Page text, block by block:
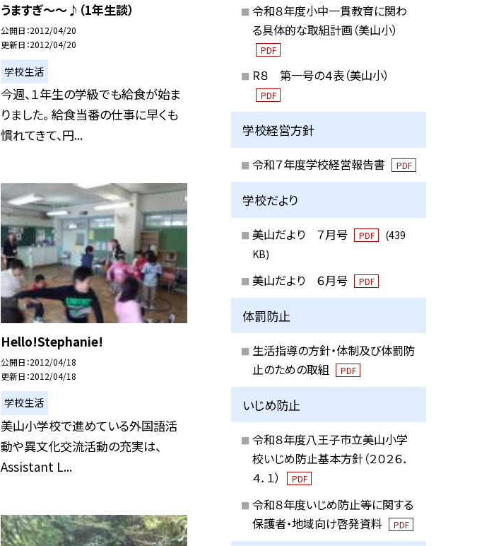
うますぎ〜〜♪（1年生談）
公開日 2012/04/20
更新日 2012/04/20
学校生活
今週、１年生の学級でも給食が始ま
りました。 給食当番の仕事に早くも
慣れてきて、円...
Hello!Stephanie!
公開日 2012/04/18
更新日 2012/04/18
学校生活
美山小学校で進めている外国語活
動や異文化交流活動の充実は、
Assistant L...
令和８年度小中一貫教育に関わ
る具体的な取組計画（美山小）
PDF
R８ 第一号の４表（美山小）
PDF
学校経営方針
令和７年度学校経営報告書 PDF
学校だより
美山だより ７月号 PDF
(439
KB)
美山だより ６月号 PDF
体罰防止
生活指導の方針・体制及び体罰防
止のための取組
PDF
いじめ防止
令和８年度八王子市立美山小学
校いじめ防止基本方針（２０２６．
４．１）
PDF
令和８年度いじめ防止等に関する
保護者・地域向け啓発資料
PDF